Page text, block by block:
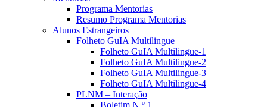
Programa Mentorias
Resumo Programa Mentorias
Alunos Estrangeiros
Folheto GuIA Multilingue
Folheto GuIA Multilingue-1
Folheto GuIA Multilingue-2
Folheto GuIA Multilingue-3
Folheto GuIA Multilingue-4
PLNM – Interação